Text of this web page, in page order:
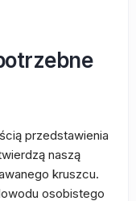
przedstawienia
naszą
kruszcu.
osobistego